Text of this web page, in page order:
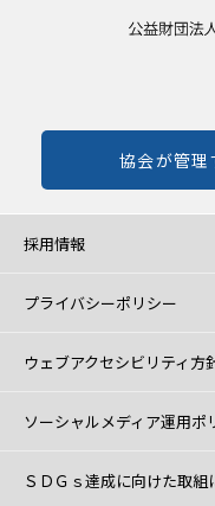
協会が管
採用情報
プライバシーポリシー
ウェブアクセシビリティ方
ソーシャルメディア運用ポ
ＳＤＧｓ達成に向けた取組